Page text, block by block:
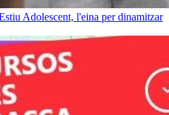
Adolescent, l'eina per dinamitzar